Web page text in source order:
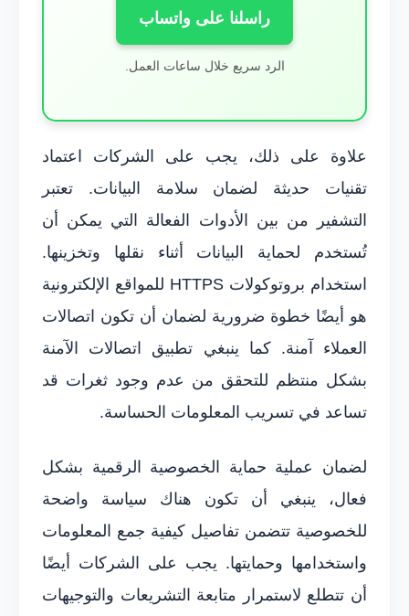
راسلنا على واتساب
الرد سريع خلال ساعات العمل.
علاوة على ذلك، يجب على الشركات اعتماد
تقنيات حديثة لضمان سلامة البيانات. تعتبر
التشفير من بين الأدوات الفعالة التي يمكن أن
تُستخدم لحماية البيانات أثناء نقلها وتخزينها.
استخدام بروتوكولات HTTPS للمواقع الإلكترونية
هو أيضًا خطوة ضرورية لضمان أن تكون اتصالات
العملاء آمنة. كما ينبغي تطبيق اتصالات الآمنة
بشكل منتظم للتحقق من عدم وجود ثغرات قد
تساعد في تسريب المعلومات الحساسة.
لضمان عملية حماية الخصوصية الرقمية بشكل
فعال، ينبغي أن تكون هناك سياسة واضحة
للخصوصية تتضمن تفاصيل كيفية جمع المعلومات
واستخدامها وحمايتها. يجب على الشركات أيضًا
أن تتطلع لاستمرار متابعة التشريعات والتوجيهات